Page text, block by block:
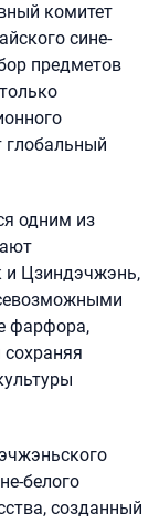
комитет
сине-
предметов
глобальный
одним из
и Цзиндэчжэнь,
фарфора,
белого
созданный